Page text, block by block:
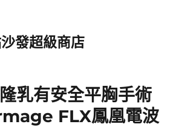
發超級商店
乳有安全平胸手術
FLX鳳凰電波